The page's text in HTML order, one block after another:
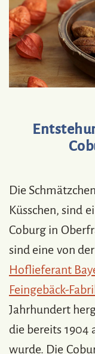
Die
Küsschen, sind
Coburg in
sind eine von
Hoflieferant
Feingebäck-
Jahrhundert
die bereits 1904
wurde. Die